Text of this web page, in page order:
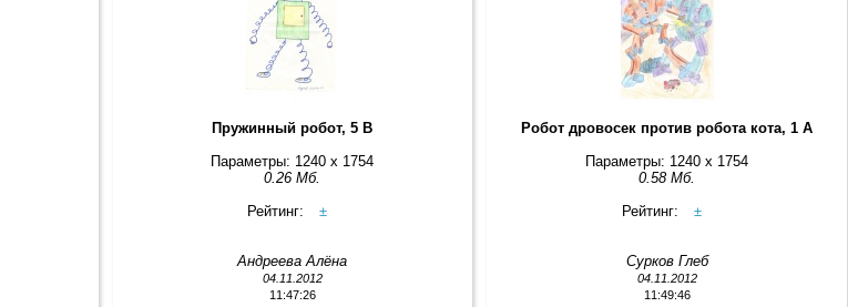
Пружинный робот, 5 В
Параметры: 1240 x 1754
0.26 Мб.
Рейтинг:
±
Андреева Алёна
04.11.2012
11:47:26
Робот дровосек против робота кота, 1 А
Параметры: 1240 x 1754
0.58 Мб.
Рейтинг:
±
Сурков Глеб
04.11.2012
11:49:46